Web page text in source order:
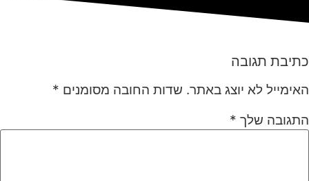
כתיבת תגובה
האימייל לא יוצג באתר. שדות החובה מסומנים *
התגובה שלך *